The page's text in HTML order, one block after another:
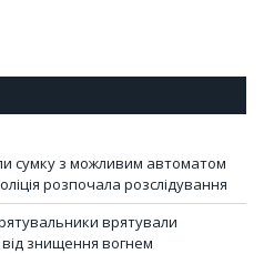
сумку з можливим автоматом
розпочала розслідування
врятували
знищення вогнем